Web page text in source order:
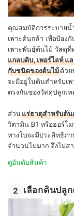
คุณสมบัติการระบายน้
เพาะต้นกล้า เพื่อป้อง
เพาะพันธุ์ต้นไม้ วัสดุ
แกลบดิบ, เพอร์ไลท์ แ
กับชนิดของต้นไม้ด้ว
จะมีอยู่ในดินสำหรับเ
ตรงกันของวัสดุปลูกเ
ส่วนแร่ธาตุสำหรับต้น
วิตามิน B1 หรือฮอร์โ
ทางใบจะมีประสิทธิภ
จำนวนไม่มาก จึงไม่ส
ดูอันดับสินค้า
2 เลือกดินปลู